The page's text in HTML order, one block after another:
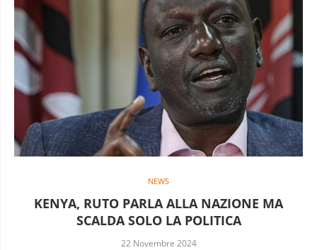
NEWS
KENYA, RUTO PARLA ALLA NAZIONE MA
SCALDA SOLO LA POLITICA
22 Novembre 2024